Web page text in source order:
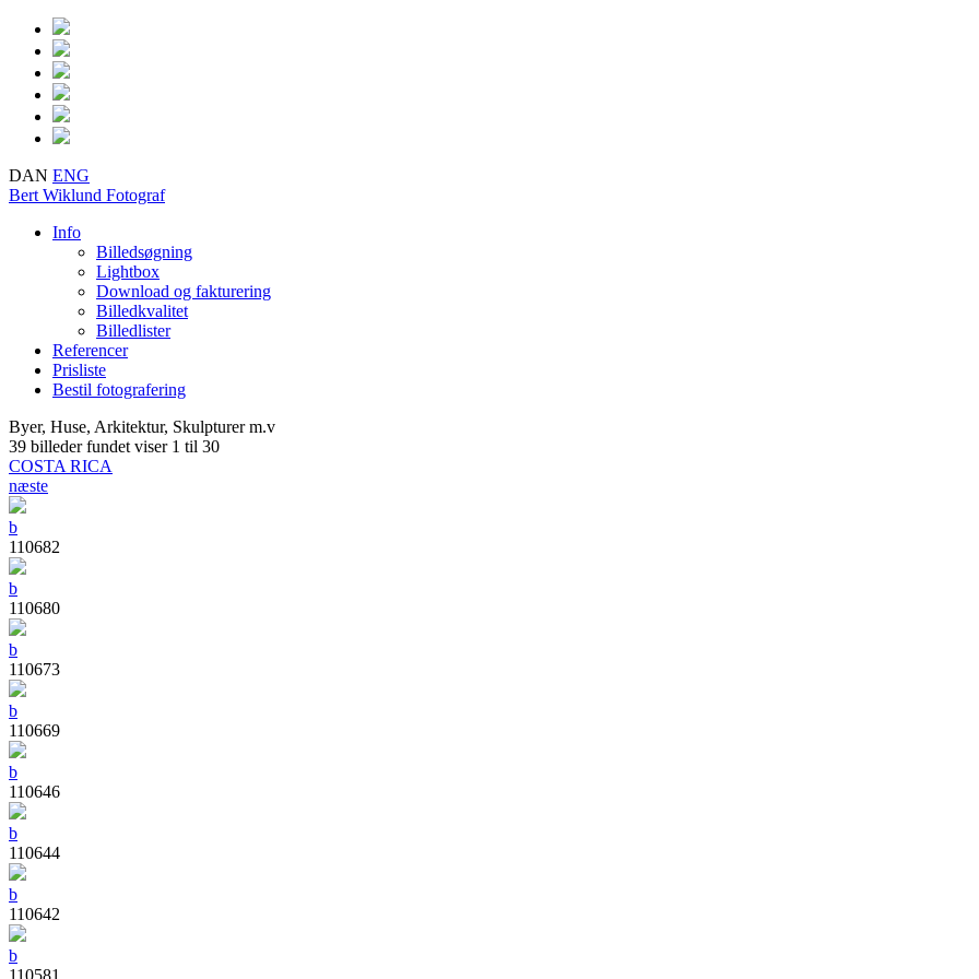
DAN ENG
Bert Wiklund Fotograf
Info
Billedsøgning
Lightbox
Download og fakturering
Billedkvalitet
Billedlister
Referencer
Prisliste
Bestil fotografering
Byer, Huse, Arkitektur, Skulpturer m.v
39 billeder fundet viser 1 til 30
COSTA RICA
næste
b
110682
b
110680
b
110673
b
110669
b
110646
b
110644
b
110642
b
110581